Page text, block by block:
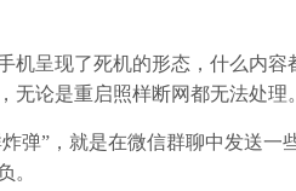
呈现了死机的形态，什么内容
论是重启照样断网都无法处理。
”，就是在微信群聊中发送一
。